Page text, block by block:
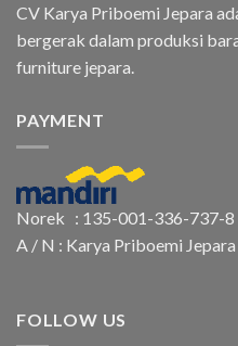
CV Karya Priboemi Jepara
bergerak dalam produksi
furniture jepara.
PAYMENT
Norek : 135-001-336-737-8
A / N : Karya Priboemi Jepara
FOLLOW US